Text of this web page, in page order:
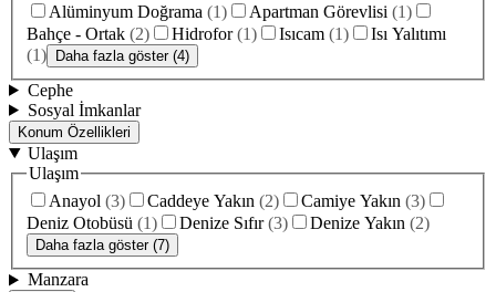
Alüminyum Doğrama (1) Apartman Görevlisi (1)
Bahçe - Ortak (2) Hidrofor (1) Isıcam (1)
Isı Yalıtımı
(1) Daha fazla göster (4)
Cephe
Sosyal İmkanlar
Konum Özellikleri
Ulaşım
Ulaşım
Anayol (3) Caddeye Yakın (2) Camiye Yakın (3)
Deniz Otobüsü (1) Denize Sıfır (3) Denize Yakın (2)
Daha fazla göster (7)
Manzara